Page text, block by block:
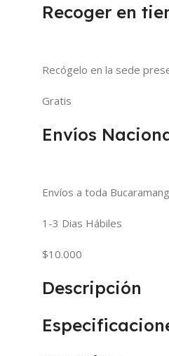
Recoger en
Recógelo en la sede
Gratis
Envíos
Envíos a toda
1-3 Dias Hábiles
$10.000
Descripción